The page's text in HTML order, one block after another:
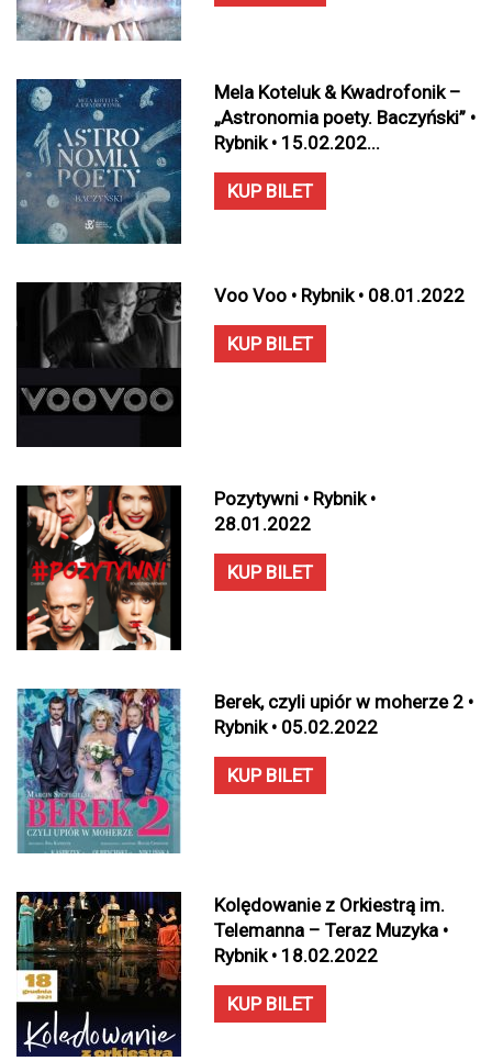
Mela Koteluk & Kwadrofonik –
„Astronomia poety. Baczyński” •
Rybnik • 15.02.202...
KUP BILET
Voo Voo • Rybnik • 08.01.2022
KUP BILET
Pozytywni • Rybnik •
28.01.2022
KUP BILET
Berek, czyli upiór w moherze 2 •
Rybnik • 05.02.2022
KUP BILET
Kolędowanie z Orkiestrą im.
Telemanna – Teraz Muzyka •
Rybnik • 18.02.2022
KUP BILET